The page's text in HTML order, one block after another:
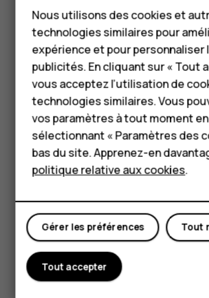
Téléphones
Accessoires
HMD Terra M
Pour les
Tablettes
Boutique
Si votre téléphone demande un
surUrgences .
Désactivez les restrictions
téléphone, notamment
des numéros autorisés ou le
limité.
Si le réseau mobile n'est pas
pouvez aussi essayer d'émettre
condition d'avoir accès à Internet.
Avez-vous trouvé cela utile?
Nous utilisons des cookies et
technologies similaires pour
expérience et pour personnaliser
publicités. En cliquant sur « Tout
vous acceptez l’utilisation de
technologies similaires. Vous
vos paramètres à tout moment en
sélectionnant « Paramètres des
bas du site. Apprenez-en
politique relative aux cookies.
Tout
Gérer les préférences
Tout accepter